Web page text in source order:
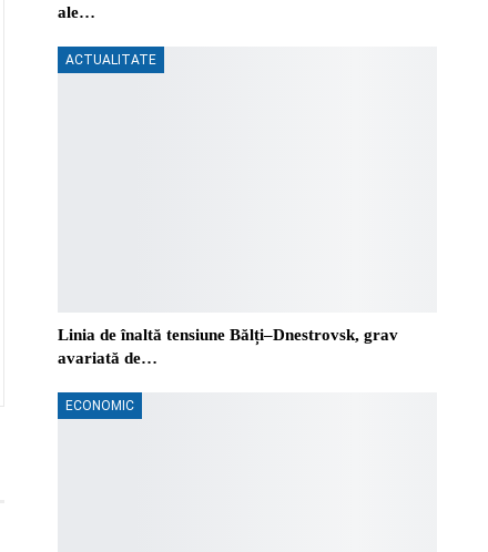
ale…
ACTUALITATE
Linia de înaltă tensiune Bălți–Dnestrovsk, grav
avariată de…
ECONOMIC